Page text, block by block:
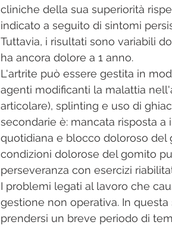
cliniche della sua superiorità
indicato a seguito di sintomi
Tuttavia, i risultati sono variabili
ha ancora dolore a 1 anno.
L'artrite può essere gestita in
agenti modificanti la malattia
articolare), splinting e uso di
secondarie è: mancata risposta
quotidiana e blocco doloroso
condizioni dolorose del gomito
perseveranza con esercizi
I problemi legati al lavoro che
gestione non operativa. In
prendersi un breve periodo di